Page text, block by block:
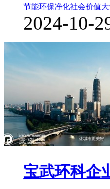
节能环保净化社会价值
2024-10-
宝武环科企